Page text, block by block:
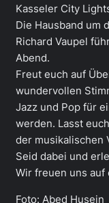
Kasseler City
Die Hausband um
Richard Vaupel
Abend.
Freut euch auf
wundervollen
Jazz und Pop für
werden. Lasst
der musikalischen
Seid dabei und
Wir freuen uns auf
Foto: Abed Husein